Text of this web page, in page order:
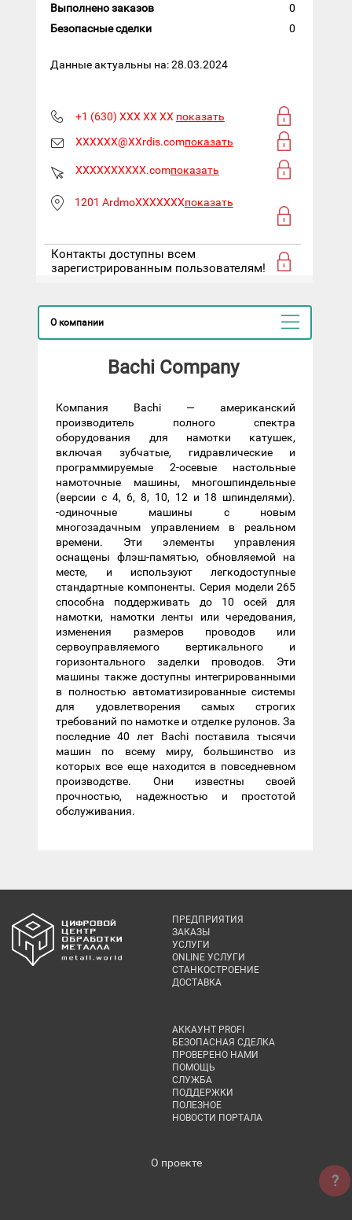
Выполнено заказов
0
Безопасные сделки
0
Данные актуальны на: 28.03.2024
+1 (630) XXX XX XX показать
XXXXXX@XXrdis.comпоказать
XXXXXXXXXX.comпоказать
1201 ArdmoXXXXXXXпоказать
Контакты доступны всем
зарегистрированным пользователям!
О компании
Bachi Company
Компания Bachi — американский
производитель полного спектра
оборудования для намотки катушек,
включая зубчатые, гидравлические и
программируемые 2-осевые настольные
намоточные машины, многошпиндельные
(версии с 4, 6, 8, 10, 12 и 18 шпинделями).
-одиночные машины с новым
многозадачным управлением в реальном
времени. Эти элементы управления
оснащены флэш-памятью, обновляемой на
месте, и используют легкодоступные
стандартные компоненты. Серия модели 265
способна поддерживать до 10 осей для
намотки, намотки ленты или чередования,
изменения размеров проводов или
сервоуправляемого вертикального и
горизонтального заделки проводов. Эти
машины также доступны интегрированными
в полностью автоматизированные системы
для удовлетворения самых строгих
требований по намотке и отделке рулонов. За
последние 40 лет Bachi поставила тысячи
машин по всему миру, большинство из
которых все еще находится в повседневном
производстве. Они известны своей
прочностью, надежностью и простотой
обслуживания.
ПРЕДПРИЯТИЯ
ЗАКАЗЫ
УСЛУГИ
ONLINE УСЛУГИ
СТАНКОСТРОЕНИЕ
ДОСТАВКА
АККАУНТ PROFI
БЕЗОПАСНАЯ СДЕЛКА
ПРОВЕРЕНО НАМИ
ПОМОЩЬ
СЛУЖБА
ПОДДЕРЖКИ
ПОЛЕЗНОЕ
НОВОСТИ ПОРТАЛА
О проекте
?